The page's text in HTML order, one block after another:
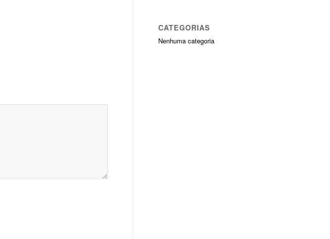
CATEGORIAS
Nenhuma categoria